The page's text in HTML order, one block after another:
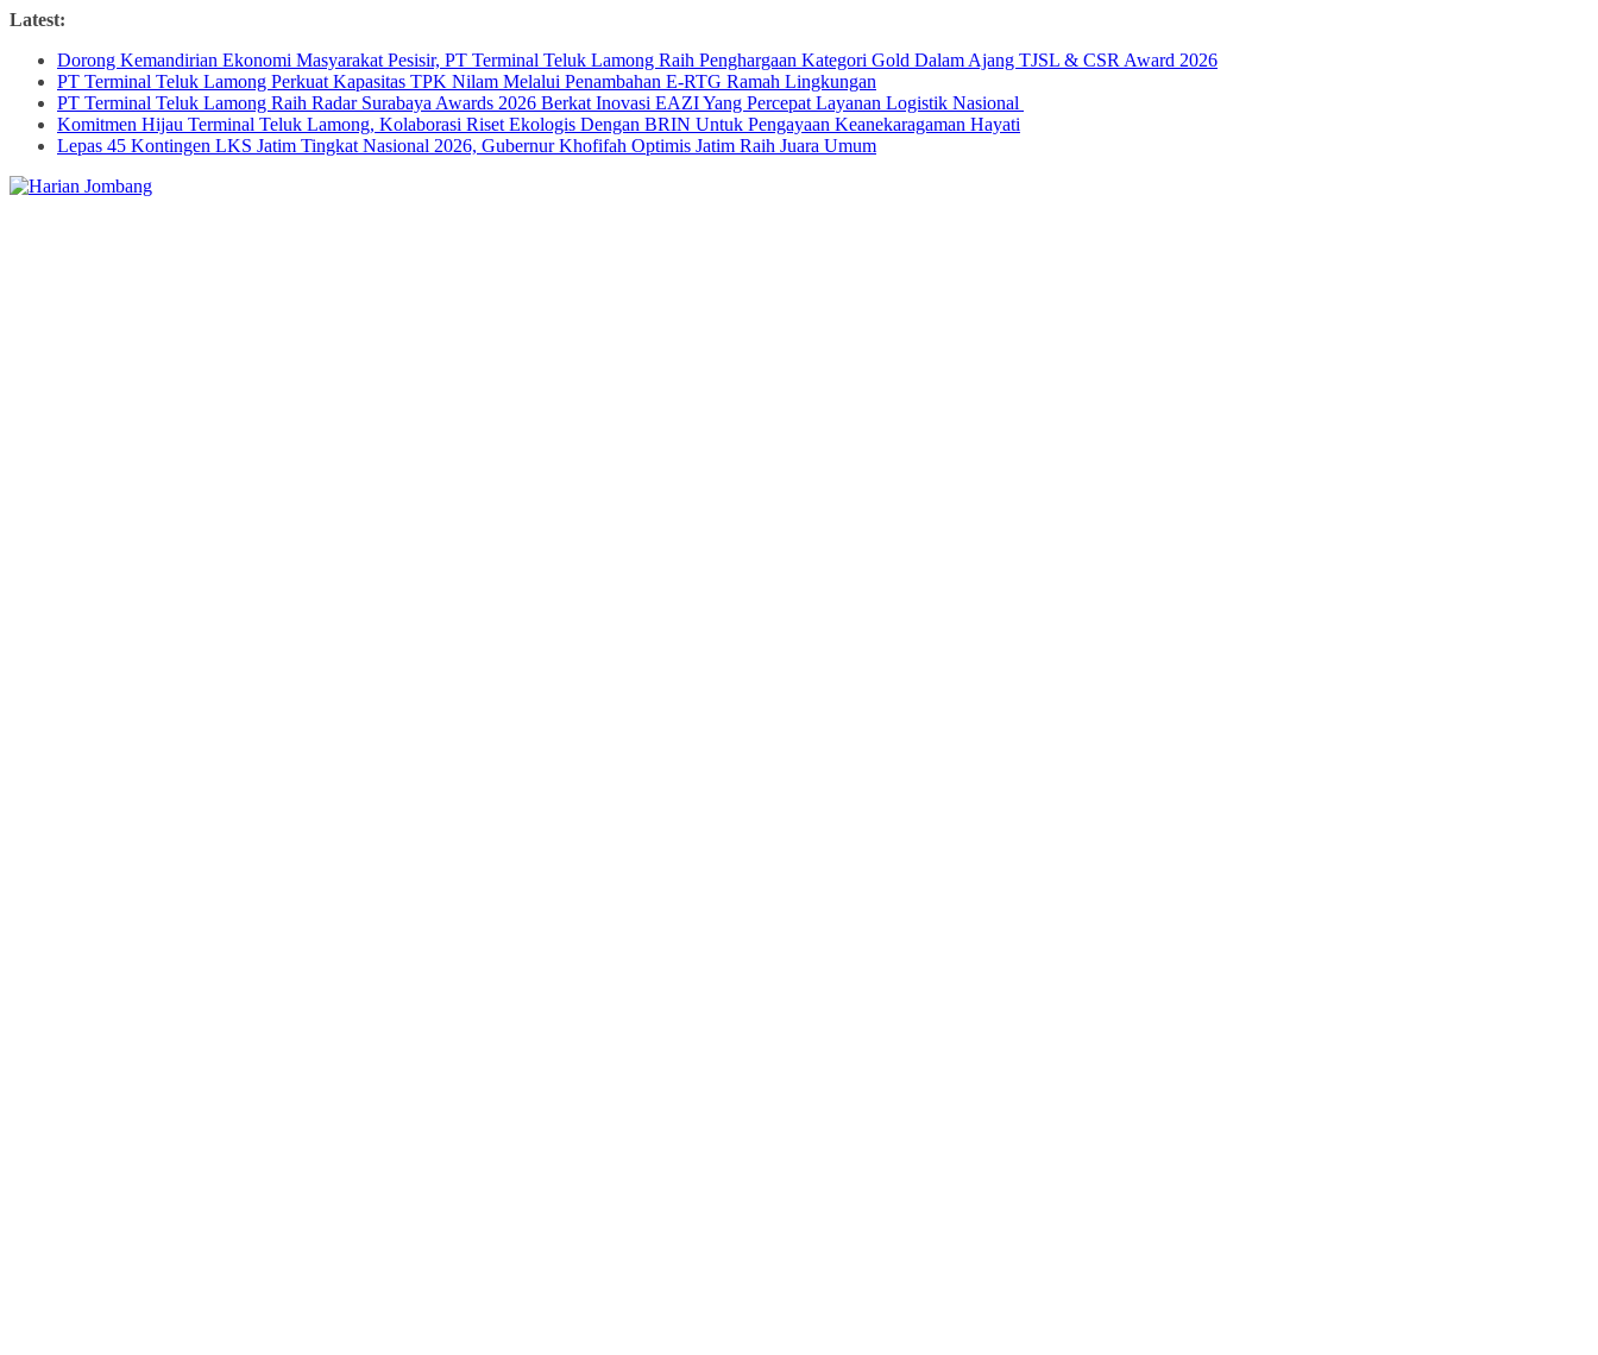
Skip
content
Latest:
Dorong Kemandirian Ekonomi Masyarakat Pesisir, PT Terminal Teluk Lamong Raih Penghargaan Kategori Gold Dalam Ajang TJSL & CSR Award 2026
PT Terminal Teluk Lamong Perkuat Kapasitas TPK Nilam Melalui Penambahan E-RTG Ramah Lingkungan
PT Terminal Teluk Lamong Raih Radar Surabaya Awards 2026 Berkat Inovasi EAZI Yang Percepat Layanan Logistik Nasional
Komitmen Hijau Terminal Teluk Lamong, Kolaborasi Riset Ekologis Dengan BRIN Untuk Pengayaan Keanekaragaman Hayati
Lepas 45 Kontingen LKS Jatim Tingkat Nasional 2026, Gubernur Khofifah Optimis Jatim Raih Juara Umum